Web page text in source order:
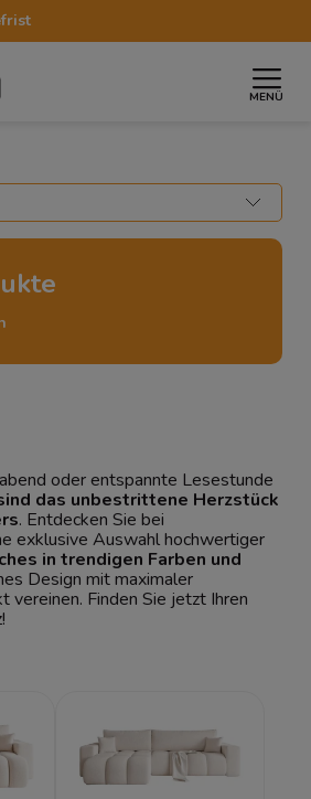
MENÜ
oder entspannte Lesestunde
das unbestrittene Herzstück
. Entdecken Sie bei
exklusive Auswahl hochwertiger
in trendigen Farben und
Design mit maximaler
vereinen. Finden Sie jetzt Ihren